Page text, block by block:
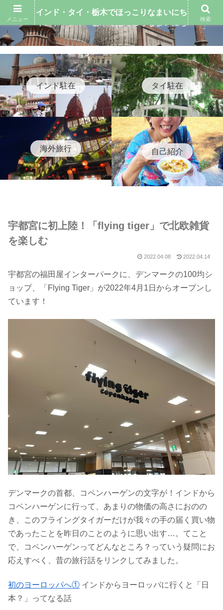
インド駐在 タイ駐在
海外旅行 自己紹介
宇都宮に初上陸！「flying tiger」で北欧雑貨
を楽しむ
2022.04.08 2022.04.14
宇都宮の福田屋インターパークに、デンマークの100均シ
ョップ、「Flying Tiger」が2022年4月1日からオープンし
ています！
デンマークの首都、コペンハーゲンの文字が！インドから
コペンハーゲンに行って、あまりの物価の高さにおのの
き、このフライングタイガーだけが我々の手の届く買い物
であったことを昨日のことのように思い出す…。てこと
で、コペンハーゲンってどんなところ？っていう疑問にお
応えすべく、昔の旅行話をリンクしてみました。
初のヨーロッパへ① インドからヨーロッパに行くと「日
本？」ってなる話
メニュー
インド・タイ・栃木でほっこりなまいにち
検索